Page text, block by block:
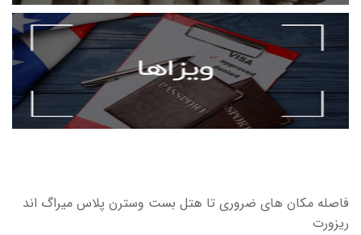
فاصله مکان های ضروری تا هتل بست وسترن پلاس میراگ اند
ریزورت